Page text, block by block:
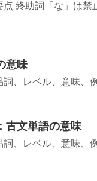
終助詞「な」は
意味
、レベル、意味、
古文単語の意味
、レベル、意味、